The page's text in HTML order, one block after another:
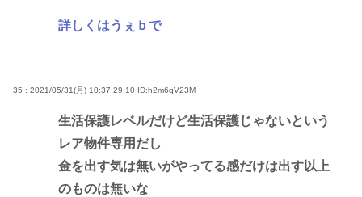
詳しくはうぇｂで
35 : 2021/05/31(月) 10:37:29.10 ID:h2m6qV23M
生活保護レベルだけど生活保護じゃないという
レア物件専用だし
金を出す気は無いがやってる感だけは出す以上
のものは無いな